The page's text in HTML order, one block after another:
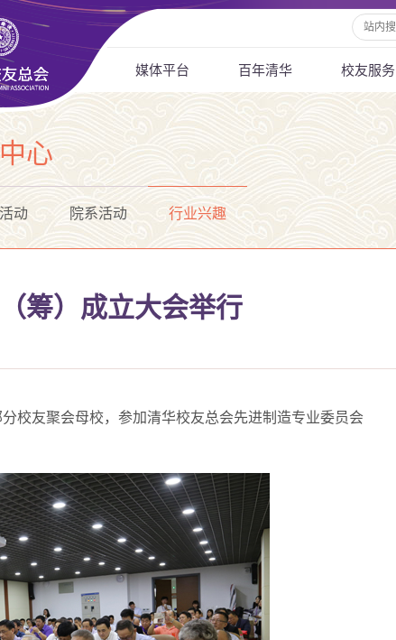
媒体平台 百年清华 校友服务
心
动 院系活动 行业兴趣
筹）成立大会举行
校友聚会母校，参加清华校友总会先进制造专业委员会